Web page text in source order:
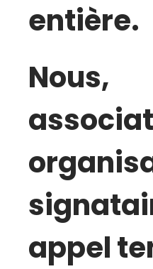
entière.
Nous,
appel